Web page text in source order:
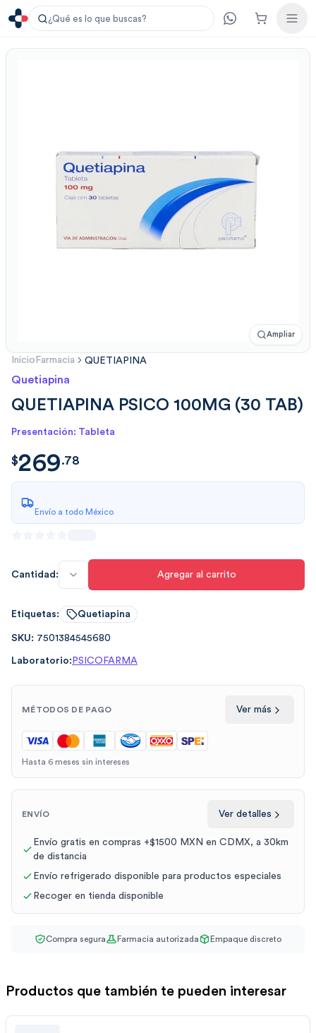
¿Qué es lo que buscas?
Ampliar
Inicio Farmacia QUETIAPINA
Quetiapina
QUETIAPINA PSICO 100MG (30 TAB)
Presentación: Tableta
$269.784
$269.78
Envío a todo México
Cantidad: Agregar al carrito
Etiquetas: Quetiapina
SKU: 7501384545680
Laboratorio: PSICOFARMA
MÉTODOS DE PAGO Ver más
Hasta 6 meses sin intereses
ENVÍO Ver detalles
Envío gratis en compras +$1500 MXN en CDMX, a 30km
de distancia
Envío refrigerado disponible para productos especiales
Recoger en tienda disponible
Compra segura Farmacia autorizada Empaque discreto
Productos que también te pueden interesar